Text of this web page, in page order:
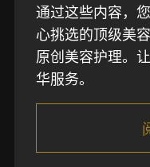
通过这些内容，
心挑选的顶级美
原创美容护理。
华服务。